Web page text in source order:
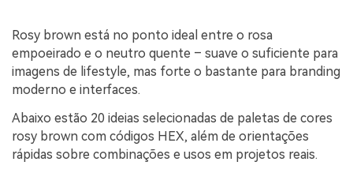
Rosy brown está no ponto ideal entre o rosa
empoeirado e o neutro quente – suave o suficiente para
imagens de lifestyle, mas forte o bastante para branding
moderno e interfaces.
Abaixo estão 20 ideias selecionadas de paletas de cores
rosy brown com códigos HEX, além de orientações
rápidas sobre combinações e usos em projetos reais.